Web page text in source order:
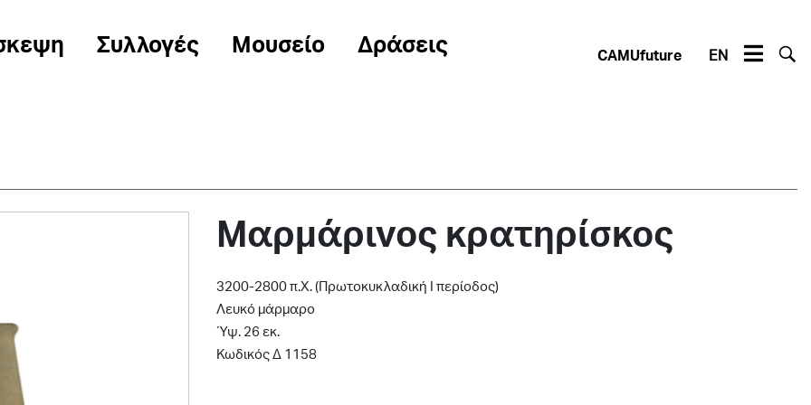
Συλλογές Μουσείο Δράσεις CAMUfuture EN
Μαρμάρινος κρατηρίσκος
3200-2800 π.Χ. (Πρωτοκυκλαδική Ι περίοδος)
Λευκό μάρμαρο
Ύψ. 26 εκ.
Κωδικός Δ 1158